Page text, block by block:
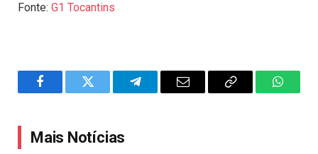
Fonte: G1 Tocantins
FacebookTwitter TelegramEmail
Copy
Mais Notícias